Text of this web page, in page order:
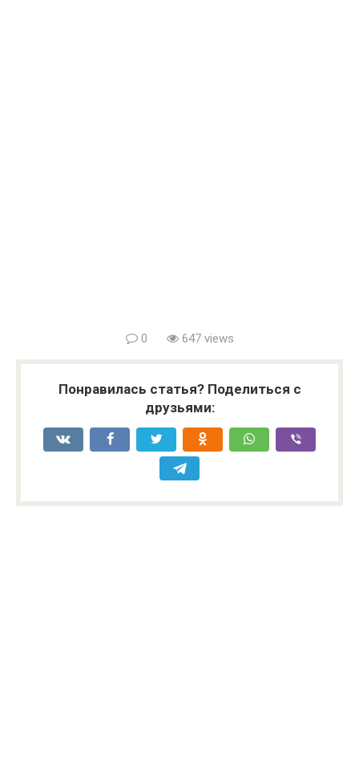
0 647 views
Понравилась статья? Поделиться с
друзьями: